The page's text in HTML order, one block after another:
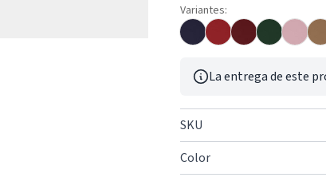
Variantes:
La entrega de este
SKU
Color